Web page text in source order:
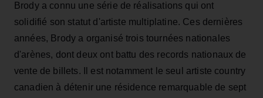
Brody a connu une série de réalisations qui ont
solidifié son statut d'artiste multiplatine. Ces dernières
années, Brody a organisé trois tournées nationales
d'arènes, dont deux ont battu des records nationaux de
vente de billets. Il est notamment le seul artiste country
canadien à détenir une résidence remarquable de sept